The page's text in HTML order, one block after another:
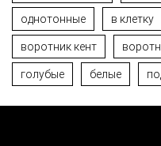
однотонные в клетку
воротник кент
голубые белые